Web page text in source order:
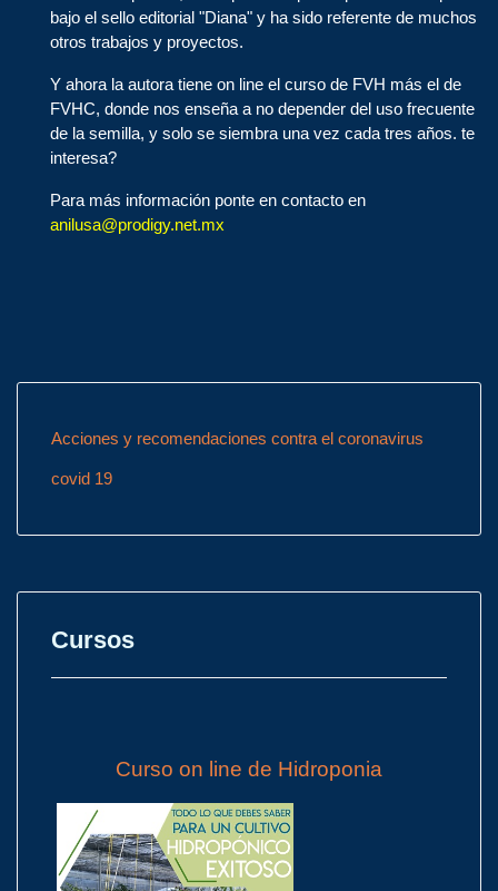
bajo el sello editorial "Diana" y ha sido referente de muchos
otros trabajos y proyectos.
Y ahora la autora tiene on line el curso de FVH más el de
FVHC, donde nos enseña a no depender del uso frecuente
de la semilla, y solo se siembra una vez cada tres años. te
interesa?
Para más información ponte en contacto en
anilusa@prodigy.net.mx
Acciones y recomendaciones contra el coronavirus
covid 19
Cursos
Curso on line de Hidroponia